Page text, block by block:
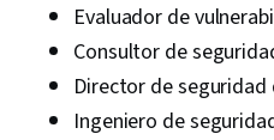
Evaluador de
Consultor de
Director de
Ingeniero de